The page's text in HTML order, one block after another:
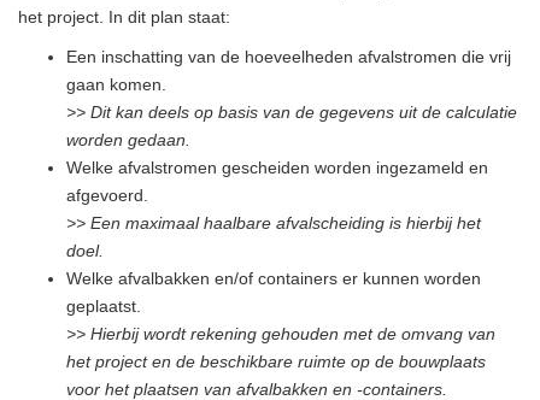
het project. In dit plan staat:
Een inschatting van de hoeveelheden afvalstromen die vrij
gaan komen.
>> Dit kan deels op basis van de gegevens uit de calculatie
worden gedaan.
Welke afvalstromen gescheiden worden ingezameld en
afgevoerd.
>> Een maximaal haalbare afvalscheiding is hierbij het
doel.
Welke afvalbakken en/of containers er kunnen worden
geplaatst.
>> Hierbij wordt rekening gehouden met de omvang van
het project en de beschikbare ruimte op de bouwplaats
voor het plaatsen van afvalbakken en -containers.